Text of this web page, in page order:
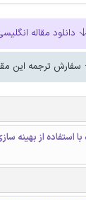
دانلود مقاله
سفارش ترجمه این
استفاده از بهینه